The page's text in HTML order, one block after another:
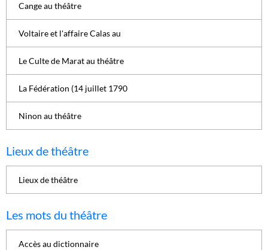
Cange au théâtre
Voltaire et l'affaire Calas au
Le Culte de Marat au théâtre
La Fédération (14 juillet 1790
Ninon au théâtre
Lieux de théâtre
Lieux de théâtre
Les mots du théâtre
Accès au dictionnaire